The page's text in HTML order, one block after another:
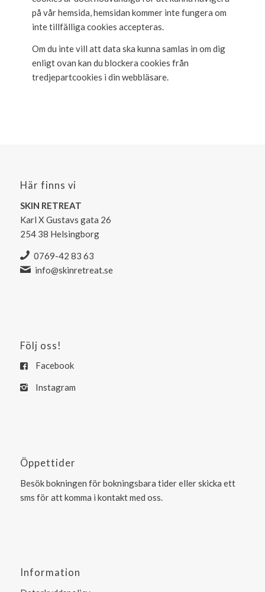
på vår hemsida, hemsidan kommer inte fungera om
inte tillfälliga cookies accepteras.
Om du inte vill att data ska kunna samlas in om dig
enligt ovan kan du blockera cookies från
tredjepartcookies i din webbläsare.
Här finns vi
SKIN RETREAT
Karl X Gustavs gata 26
254 38 Helsingborg
0769-42 83 63
info@skinretreat.se
Följ oss!
Facebook
Instagram
Öppettider
Besök bokningen för bokningsbara tider eller skicka ett
sms för att komma i kontakt med oss.
Information